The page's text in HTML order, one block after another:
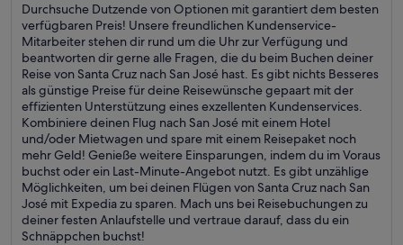
Durchsuche Dutzende von Optionen mit garantiert dem besten
verfügbaren Preis! Unsere freundlichen Kundenservice-
Mitarbeiter stehen dir rund um die Uhr zur Verfügung und
beantworten dir gerne alle Fragen, die du beim Buchen deiner
Reise von Santa Cruz nach San José hast. Es gibt nichts Besseres
als günstige Preise für deine Reisewünsche gepaart mit der
effizienten Unterstützung eines exzellenten Kundenservices.
Kombiniere deinen Flug nach San José mit einem Hotel
und/oder Mietwagen und spare mit einem Reisepaket noch
mehr Geld! Genieße weitere Einsparungen, indem du im Voraus
buchst oder ein Last-Minute-Angebot nutzt. Es gibt unzählige
Möglichkeiten, um bei deinen Flügen von Santa Cruz nach San
José mit Expedia zu sparen. Mach uns bei Reisebuchungen zu
deiner festen Anlaufstelle und vertraue darauf, dass du ein
Schnäppchen buchst!